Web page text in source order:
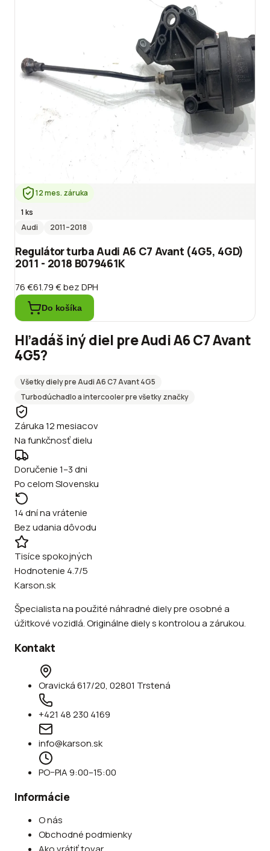
12 mes. záruka
1 ks
Audi
2011–2018
Regulátor turba Audi A6 C7 Avant (4G5, 4GD)
2011 - 2018 B079461K
76 €61.79 €bez DPH
Do košíka
Hľadáš iný diel preAudiA6 C7 Avant
4G5?
Všetky diely preAudiA6 C7 Avant 4G5
Turbodúchadlo a intercoolerpre všetky značky
Záruka 12 mesiacov
Na funkčnosť dielu
Doručenie 1–3 dni
Po celom Slovensku
14 dní na vrátenie
Bez udania dôvodu
Tisíce spokojných
Hodnotenie 4.7/5
Karson.sk
Špecialista na použité náhradné diely pre osobné a
úžitkové vozidlá. Originálne diely s kontrolou a zárukou.
Kontakt
Oravická 617/20, 02801 Trstená
+421 48 230 4169
info@karson.sk
PO–PIA 9:00–15:00
Informácie
O nás
Obchodné podmienky